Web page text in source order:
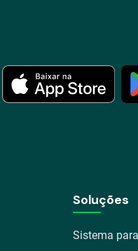
Soluções
Sistema